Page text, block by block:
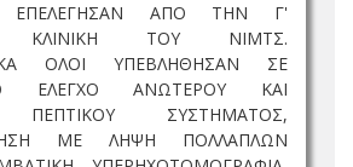
ΕΠΕΛΕΓΗΣΑΝ ΑΠΟ ΤΗΝ Γ'
ΚΛΙΝΙΚΗ ΤΟΥ ΝΙΜΤΣ.
ΟΛΟΙ ΥΠΕΒΛΗΘΗΣΑΝ ΣΕ
ΕΛΕΓΧΟ ΑΝΩΤΕΡΟΥ ΚΑΙ
ΠΕΠΤΙΚΟΥ ΣΥΣΤΗΜΑΤΟΣ,
ΜΕ ΛΗΨΗ ΠΟΛΛΑΠΛΩΝ